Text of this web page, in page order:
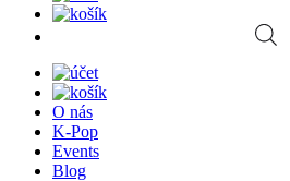
O nás
K-Pop
Events
Blog